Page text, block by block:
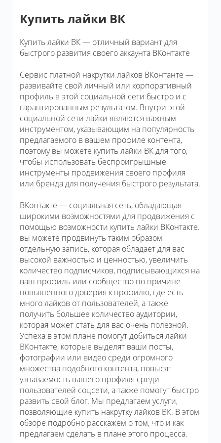
Купить лайки ВК
Купить лайки ВК — отличный вариант для
быстрого развития своего аккаунта ВКонтакте
Сервис платной накрутки лайков ВКонтанте —
развивайте свой личный или корпоративный
профиль в этой социальной сети быстро и с
гарантированным результатом. Внутри этой
социальной сети лайки являются важным
инструментом, указывающим на популярность
предлагаемого в вашем профиле контента,
поэтому вы можете купить лайки ВК для того,
чтобы использовать беспроигрышные
инструменты продвижения своего профиля
или бренда для получения быстрого результата.
ВКонтакте — социальная сеть, обладающая
широкими возможностями для продвижения с
помощью возможности купить лайки ВКонтакте.
вы можете продвинуть таким образом
отдельную запись, которая обладает для вас
высокой важностью и ценностью, увеличить
количество подписчиков, подписывающихся на
ваш профиль или сообщество по причине
повышенного доверия к профилю, где есть
много лайков от пользователей, а также
получить большее количество аудитории,
которая может стать для вас очень полезной.
Успеха в этом плане помогут добиться лайки
ВКонтакте, которые выделят ваши посты,
фотографии или видео среди огромного
множества подобного контента, повысят
узнаваемость вашего профиля среди
пользователей соцсети, а также помогут быстро
развить свой блог. Мы предлагаем услуги,
позволяющие купить накрутку лайков ВК. В этом
обзоре подробно расскажем о том, что и как
предлагаем сделать в плане этого процесса.